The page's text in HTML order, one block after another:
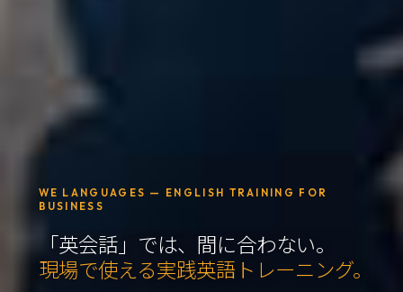
WE LANGUAGES — ENGLISH TRAINING FOR
BUSINESS
「英会話」では、間に合わない。
現場で使える実践英語トレーニング。